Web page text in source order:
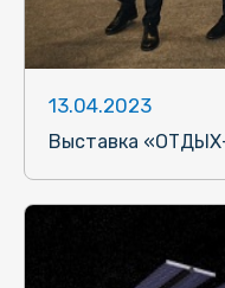
13.04.2023
Выставка